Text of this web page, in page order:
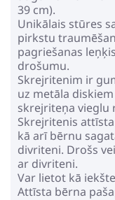
39 cm).
Unikālais stūres
pirkstu
pagriešanas
drošumu.
Skrejritenim ir
uz metāla
skrejriteņa vieglu
Skrejritenis
kā arī bērnu
divriteni. Drošs
ar divriteni.
Var lietot kā
Attīsta bērna